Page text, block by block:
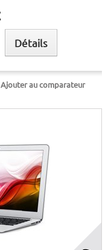
Détails
Ajouter au comparateur